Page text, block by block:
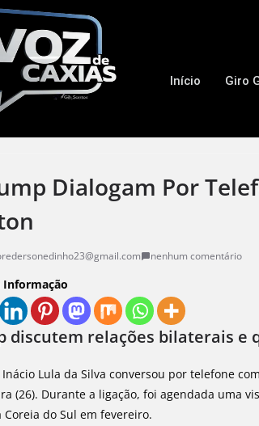
Início Giro
Dialogam Por
nenhum comentário
Informação
discutem relações bilaterais e
Lula da Silva conversou por telefone
(26). Durante a ligação, foi agendada uma
Coreia do Sul em fevereiro.